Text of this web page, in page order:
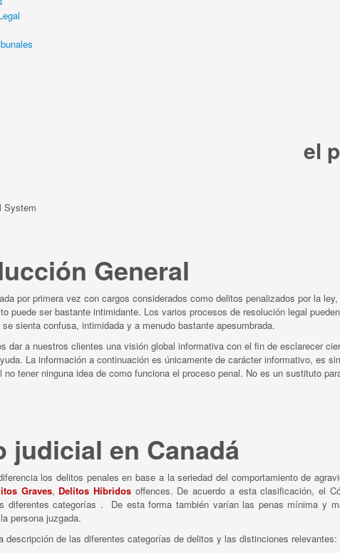
el
General
por primera vez con cargos considerados como delitos penalizados por la
puede ser bastante intimidante. Los varios procesos de resolución legal
sienta confusa, intimidada y a menudo bastante apesumbrada.
dar a nuestros clientes una visión global informativa con el fin de esclarecer
La información a continuación es únicamente de carácter informativo, es
no tener ninguna idea de como funciona el proceso penal. No es un sustituto
judicial en Canadá
los delitos penales en base a la seriedad del comportamiento de
Graves, Delitos Híbridos offences. De acuerdo a esta clasificación, el
diferentes categorías . De esta forma también varían las penas mínima y
persona juzgada.
descripción de las diferentes categorías de delitos y las distinciones relevantes: